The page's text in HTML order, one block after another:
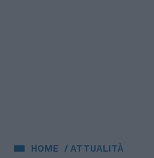
HOME ATTUALITÀ